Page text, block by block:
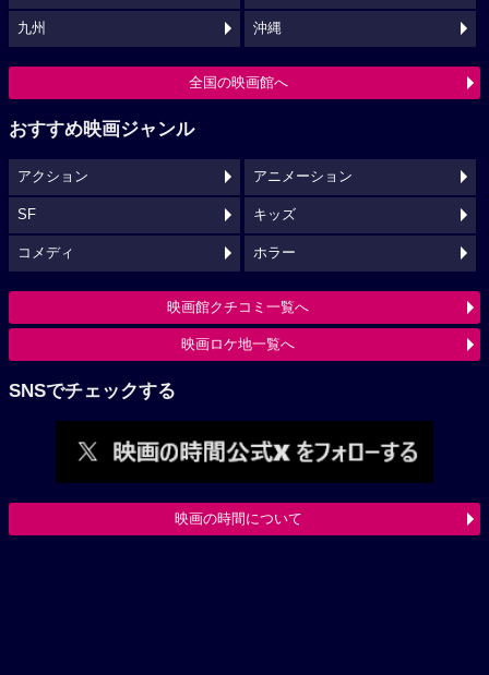
九州 沖縄
全国の映画館へ
おすすめ映画ジャンル
アクション アニメーション
SF キッズ
コメディ ホラー
映画館クチコミ一覧へ
映画ロケ地一覧へ
SNSでチェックする
映画の時間について